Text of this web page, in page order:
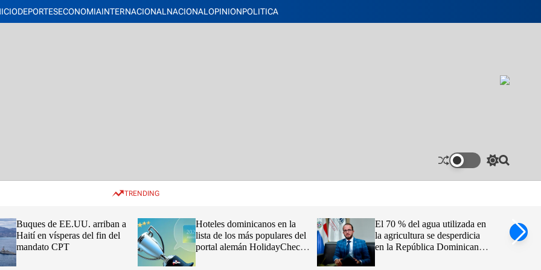
DEPORTESECONOMIAINTERNACIONAL NACIONAL OPINIONPOLITICA
S
c
o
l
S
TRENDING
Buques de EE.UU. arriban a
Haití en vísperas del fin del
mandato CPT
Hoteles dominicanos en la
lista de los más populares del
portal alemán HolidayCheck
El 70 % del agua utilizada en
la agricultura se desperdicia
en la República Dominicana,